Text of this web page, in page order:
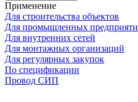
Применение
Для строительства объектов
Для промышленных
Для внутренних сетей
Для монтажных организаций
Для регулярных закупок
По спецификации
Провод СИП